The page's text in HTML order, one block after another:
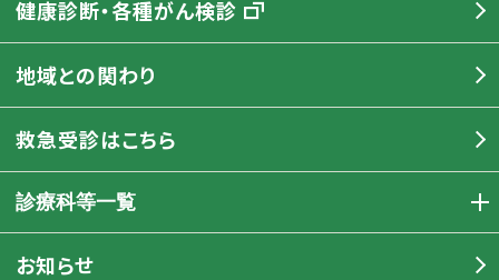
健康診断・各種がん検診
地域との関わり
救急受診はこちら
診療科等一覧
お知らせ